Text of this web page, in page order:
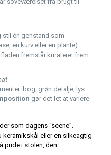
én genstand som
en kurv eller en plante).
fremstår kurateret frem
bog, grøn detalje, lys.
gør det let at variere
som dagens “scene”.
keramikskål eller en silkeagtig
pude i stolen, den